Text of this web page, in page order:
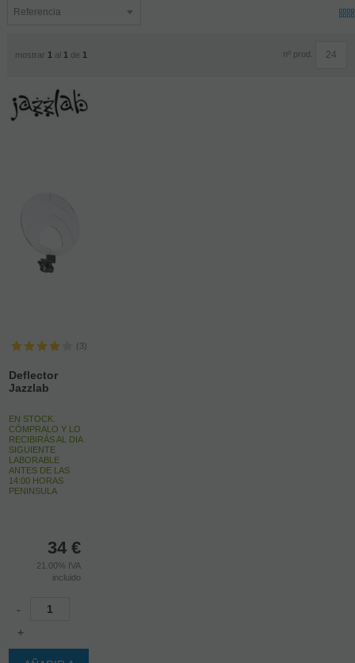
mostrar 1 al 1 de 1 nº prod.
(3)
Deflector
Jazzlab
EN STOCK.
CÓMPRALO Y LO
RECIBIRÁS AL DIA
SIGUIENTE
LABORABLE
ANTES DE LAS
14:00 HORAS
PENINSULA
34 €
21.00% IVA
incluido
-
+